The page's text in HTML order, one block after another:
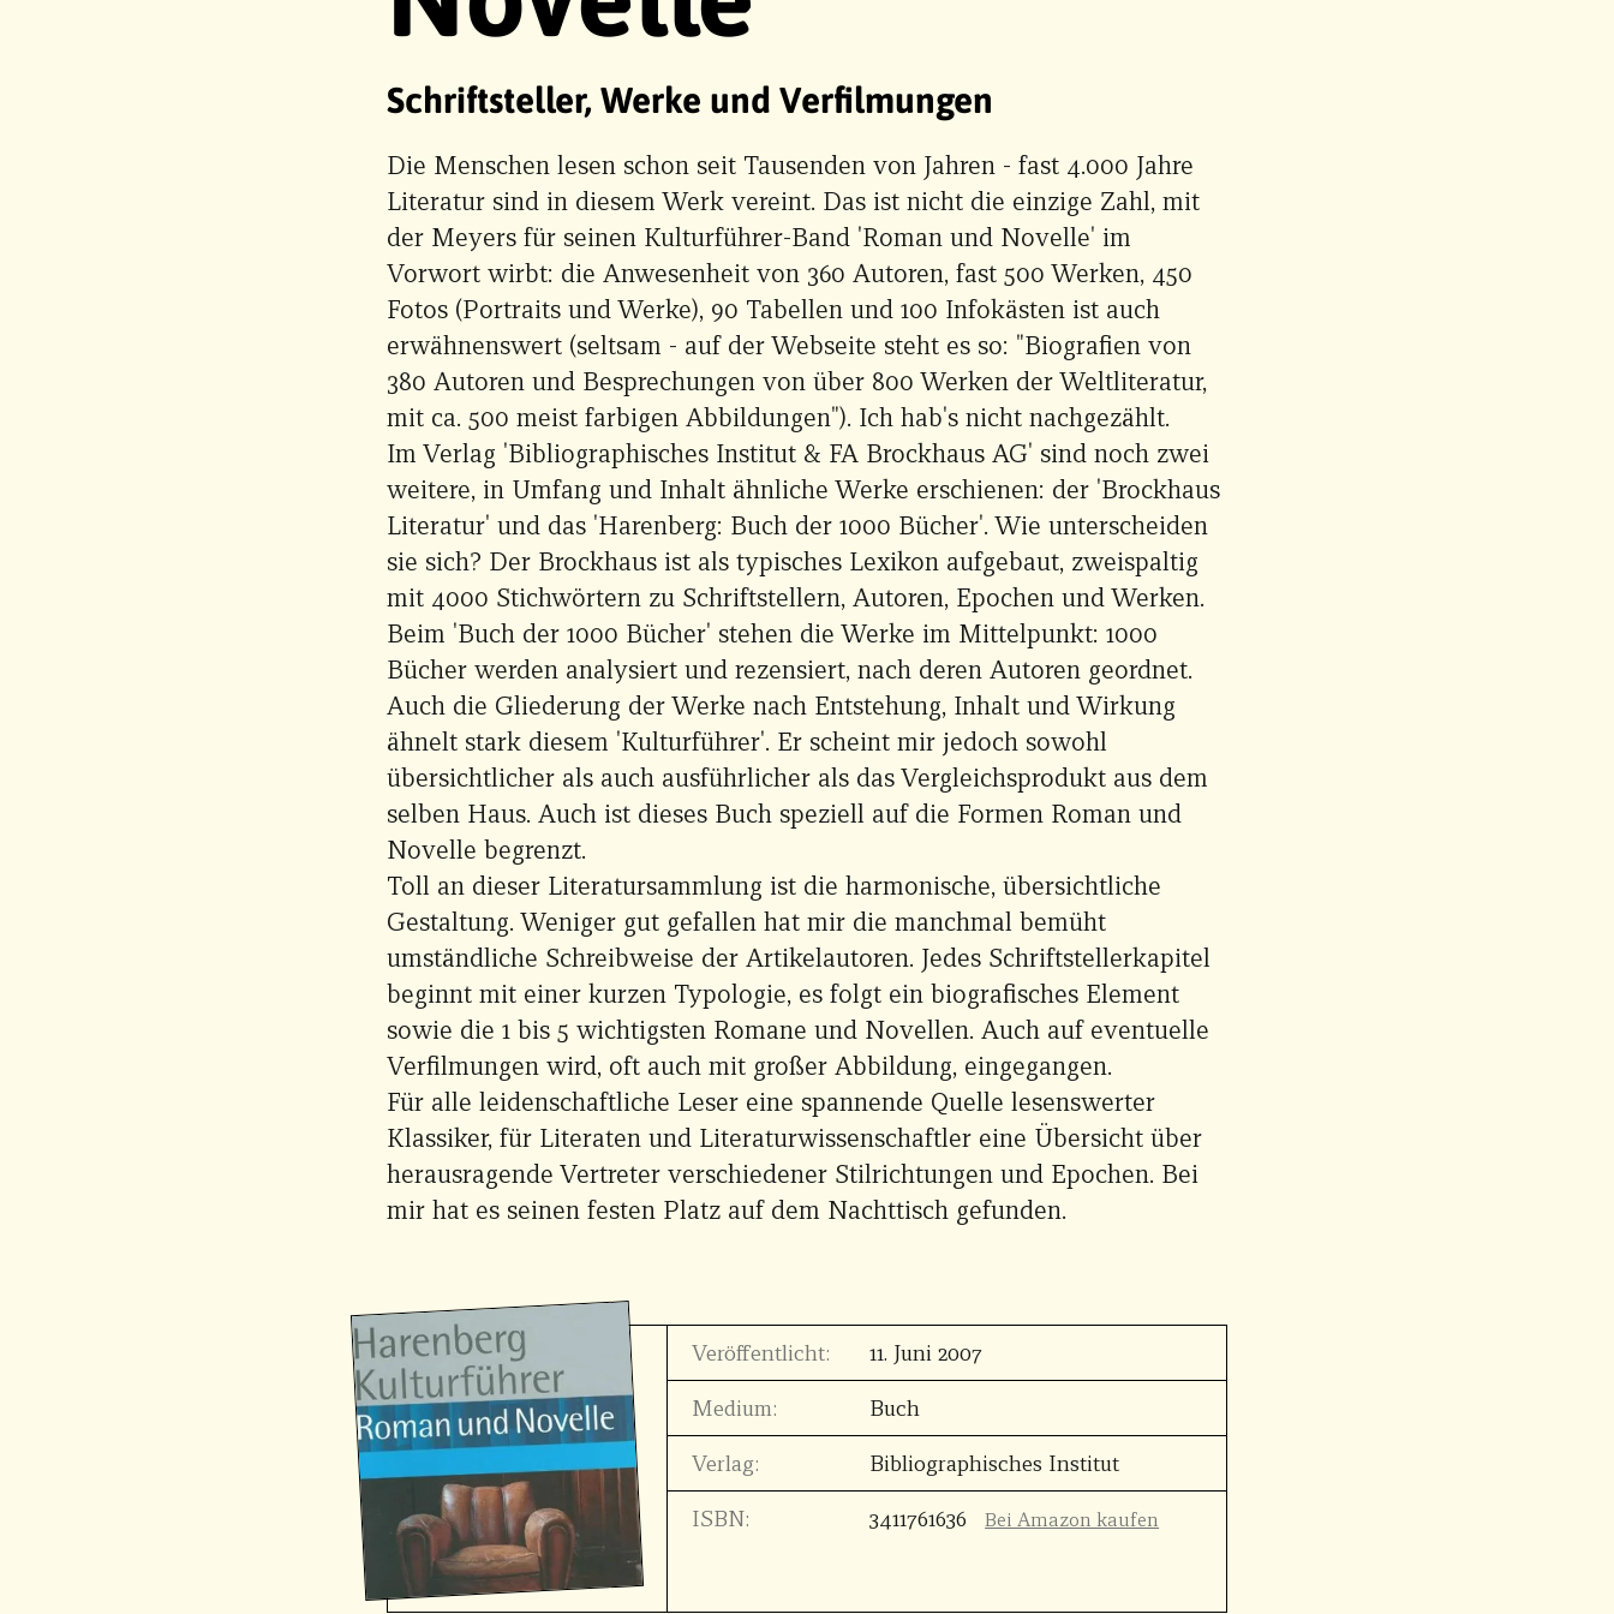
Schriftsteller, Werke und Verfilmungen
Die Menschen lesen schon seit Tausenden von Jahren - fast 4.000 Jahre
Literatur sind in diesem Werk vereint. Das ist nicht die einzige Zahl, mit
der Meyers für seinen Kulturführer-Band 'Roman und Novelle' im
Vorwort wirbt: die Anwesenheit von 360 Autoren, fast 500 Werken, 450
Fotos (Portraits und Werke), 90 Tabellen und 100 Infokästen ist auch
erwähnenswert (seltsam - auf der Webseite steht es so: "Biografien von
380 Autoren und Besprechungen von über 800 Werken der Weltliteratur,
mit ca. 500 meist farbigen Abbildungen"). Ich hab's nicht nachgezählt.
Im Verlag 'Bibliographisches Institut & FA Brockhaus AG' sind noch zwei
weitere, in Umfang und Inhalt ähnliche Werke erschienen: der 'Brockhaus
Literatur' und das 'Harenberg: Buch der 1000 Bücher'. Wie unterscheiden
sie sich? Der Brockhaus ist als typisches Lexikon aufgebaut, zweispaltig
mit 4000 Stichwörtern zu Schriftstellern, Autoren, Epochen und Werken.
Beim 'Buch der 1000 Bücher' stehen die Werke im Mittelpunkt: 1000
Bücher werden analysiert und rezensiert, nach deren Autoren geordnet.
Auch die Gliederung der Werke nach Entstehung, Inhalt und Wirkung
ähnelt stark diesem 'Kulturführer'. Er scheint mir jedoch sowohl
übersichtlicher als auch ausführlicher als das Vergleichsprodukt aus dem
selben Haus. Auch ist dieses Buch speziell auf die Formen Roman und
Novelle begrenzt.
Toll an dieser Literatursammlung ist die harmonische, übersichtliche
Gestaltung. Weniger gut gefallen hat mir die manchmal bemüht
umständliche Schreibweise der Artikelautoren. Jedes Schriftstellerkapitel
beginnt mit einer kurzen Typologie, es folgt ein biografisches Element
sowie die 1 bis 5 wichtigsten Romane und Novellen. Auch auf eventuelle
Verfilmungen wird, oft auch mit großer Abbildung, eingegangen.
Für alle leidenschaftliche Leser eine spannende Quelle lesenswerter
Klassiker, für Literaten und Literaturwissenschaftler eine Übersicht über
herausragende Vertreter verschiedener Stilrichtungen und Epochen. Bei
mir hat es seinen festen Platz auf dem Nachttisch gefunden.
Veröffentlicht:
11. Juni 2007
Medium:
Buch
Verlag:
Bibliographisches Institut
ISBN:
3411761636 Bei Amazon kaufen